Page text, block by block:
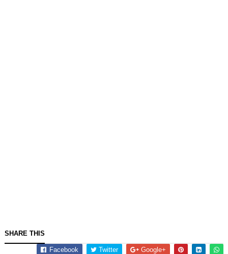
SHARE THIS
Facebook Twitter Google+